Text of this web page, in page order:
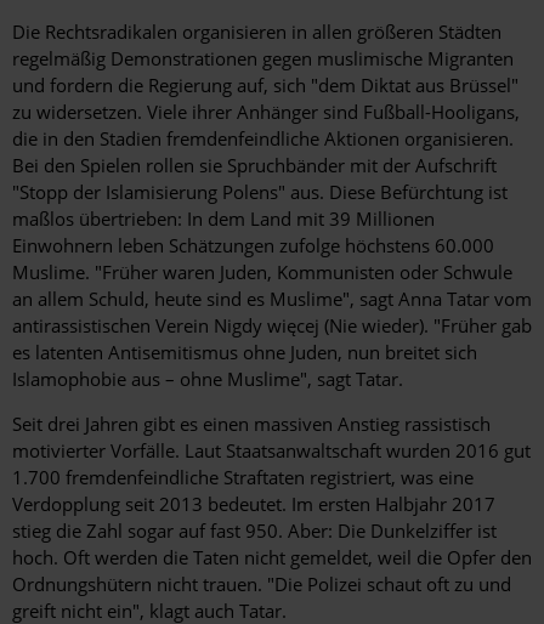
Die Rechtsradikalen organisieren in allen größeren Städten
regelmäßig Demonstrationen gegen muslimische Migranten
und fordern die Regierung auf, sich "dem Diktat aus Brüssel"
zu widersetzen. Viele ihrer Anhänger sind Fußball-Hooligans,
die in den Stadien fremdenfeindliche Aktionen organisieren.
Bei den Spielen rollen sie Spruchbänder mit der Aufschrift
"Stopp der Islamisierung Polens" aus. Diese Befürchtung ist
maßlos übertrieben: In dem Land mit 39 Millionen
Einwohnern leben Schätzungen zufolge höchstens 60.000
Muslime. "Früher waren Juden, Kommunisten oder Schwule
an allem Schuld, heute sind es Muslime", sagt Anna Tatar vom
antirassistischen Verein Nigdy więcej (Nie wieder). "Früher gab
es latenten Antisemitismus ohne Juden, nun breitet sich
Islamophobie aus – ohne Muslime", sagt Tatar.
Seit drei Jahren gibt es einen massiven Anstieg rassistisch
motivierter Vorfälle. Laut Staatsanwaltschaft wurden 2016 gut
1.700 fremdenfeindliche Straftaten registriert, was eine
Verdopplung seit 2013 bedeutet. Im ersten Halbjahr 2017
stieg die Zahl sogar auf fast 950. Aber: Die Dunkelziffer ist
hoch. Oft ­werden die Taten nicht gemeldet, weil die Opfer den
Ordnungshütern nicht trauen. "Die Polizei schaut oft zu und
greift nicht ein", klagt auch Tatar.